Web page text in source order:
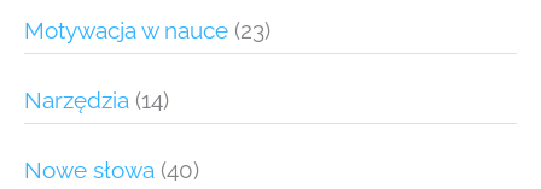
Motywacja w nauce (23)
Narzędzia (14)
Nowe słowa (40)